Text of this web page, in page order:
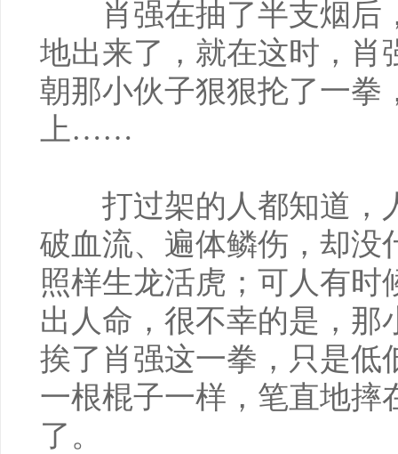
肖强在抽了半支烟后
地出来了，就在这时，肖
朝那小伙子狠狠抡了一拳
上……
打过架的人都知道，
破血流、遍体鳞伤，却没
照样生龙活虎；可人有时
出人命，很不幸的是，那
挨了肖强这一拳，只是低
一根棍子一样，笔直地摔
了。